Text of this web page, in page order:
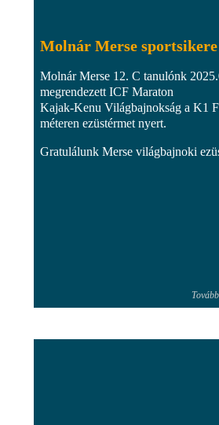
Molnár Merse sportsikere
Molnár Merse 12. C tanulónk
megrendezett ICF Maraton
Kajak-Kenu Világbajnokság a K1
méteren ezüstérmet nyert.
Gratulálunk Merse világbajnoki